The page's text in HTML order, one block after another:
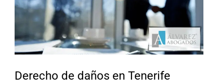
Derecho de daños en Tenerife